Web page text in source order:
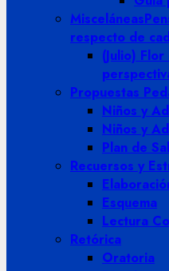
Misceláneas
respecto de
(Julio)
Propuestas
Niños y
Niños y
Plan de
Recuersos y
Esquema
Lectura
Retórica
Oratoria